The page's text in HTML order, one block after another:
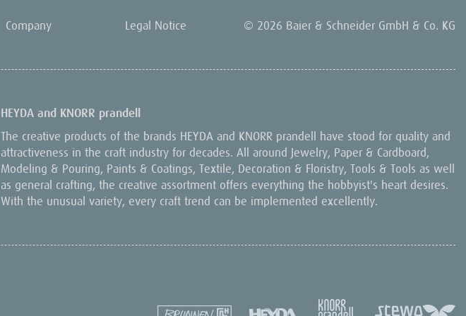
Company Legal Notice © 2026 Baier & Schneider GmbH & Co. KG
HEYDA and KNORR prandell
The creative products of the brands HEYDA and KNORR prandell have stood for quality and
attractiveness in the craft industry for decades. All around Jewelry, Paper & Cardboard,
Modeling & Pouring, Paints & Coatings, Textile, Decoration & Floristry, Tools & Tools as well
as general crafting, the creative assortment offers everything the hobbyist's heart desires.
With the unusual variety, every craft trend can be implemented excellently.